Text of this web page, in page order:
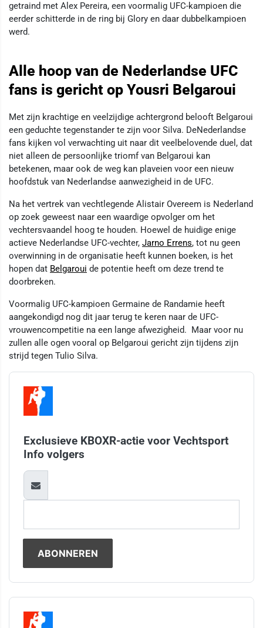
getraind met Alex Pereira, een voormalig UFC-kampioen die
eerder schitterde in de ring bij Glory en daar dubbelkampioen
werd.
Alle hoop van de Nederlandse UFC
fans is gericht op Yousri Belgaroui
Met zijn krachtige en veelzijdige achtergrond belooft Belgaroui
een geduchte tegenstander te zijn voor Silva. DeNederlandse
fans kijken vol verwachting uit naar dit veelbelovende duel, dat
niet alleen de persoonlijke triomf van Belgaroui kan
betekenen, maar ook de weg kan plaveien voor een nieuw
hoofdstuk van Nederlandse aanwezigheid in de UFC.
Na het vertrek van vechtlegende Alistair Overeem is Nederland
op zoek geweest naar een waardige opvolger om het
vechtersvaandel hoog te houden. Hoewel de huidige enige
actieve Nederlandse UFC-vechter, Jarno Errens, tot nu geen
overwinning in de organisatie heeft kunnen boeken, is het
hopen dat Belgaroui de potentie heeft om deze trend te
doorbreken.
Voormalig UFC-kampioen Germaine de Randamie heeft
aangekondigd nog dit jaar terug te keren naar de UFC-
vrouwencompetitie na een lange afwezigheid. Maar voor nu
zullen alle ogen vooral op Belgaroui gericht zijn tijdens zijn
strijd tegen Tulio Silva.
Exclusieve KBOXR-actie voor Vechtsport
Info volgers